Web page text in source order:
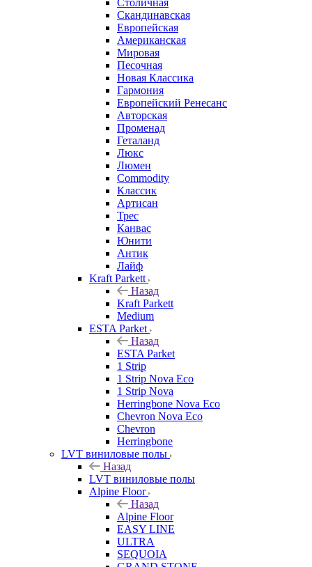
Столичная
Скандинавская
Европейская
Американская
Мировая
Песочная
Новая Классика
Гармония
Европейский Ренесанс
Авторская
Променад
Геталанд
Люкс
Люмен
Commodity
Классик
Артисан
Трес
Канвас
Юнити
Антик
Лайф
Kraft Parkett
Назад
Kraft Parkett
Medium
ESTA Parket
Назад
ESTA Parket
1 Strip
1 Strip Nova Eco
1 Strip Nova
Herringbone Nova Eco
Chevron Nova Eco
Chevron
Herringbone
LVT виниловые полы
Назад
LVT виниловые полы
Alpine Floor
Назад
Alpine Floor
EASY LINE
ULTRA
SEQUOIA